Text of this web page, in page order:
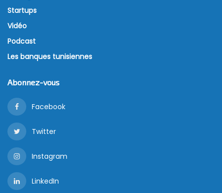
Startups
Vidéo
Podcast
Les banques tunisiennes
Abonnez-vous
Facebook
Twitter
Instagram
LinkedIn